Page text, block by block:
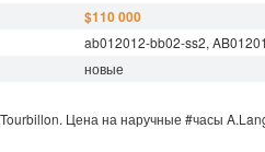
$110 000
ab012012-bb02-ss2,
новые
Tourbillon. Цена на наручные #часы